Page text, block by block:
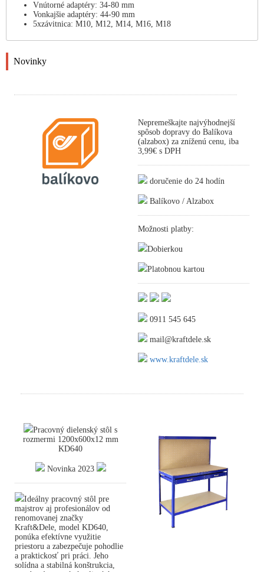
Vnútorné adaptéry: 34-80 mm
Vonkajšie adaptéry: 44-90 mm
5xzávitnica: M10, M12, M14, M16, M18
Novinky
Nepremeškajte najvýhodnejší
spôsob dopravy do Balíkova
(alzabox) za zníženú cenu, iba
3,99€ s DPH
doručenie do 24 hodín
Balíkovo / Alzabox
Možnosti platby:
Dobierkou
Platobnou kartou
0911 545 645
mail@kraftdele.sk
www.kraftdele.sk
Pracovný dielenský stôl s
rozmermi 1200x600x12 mm
KD640
Novinka 2023
Ideálny pracovný stôl pre
majstrov aj profesionálov od
renomovanej značky
Kraft&Dele, model KD640,
ponúka efektívne využitie
priestoru a zabezpečuje pohodlie
a praktickosť pri práci. Jeho
solídna a stabilná konštrukcia,